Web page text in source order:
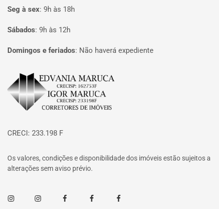
Seg à sex: 9h às 18h
Sábados: 9h às 12h
Domingos e feriados: Não haverá expediente
Página inicial
CRECI: 233.198 F
Os valores, condições e disponibilidade dos imóveis estão sujeitos a
alterações sem aviso prévio.
InstagramInstagramFacebookFacebookFacebook